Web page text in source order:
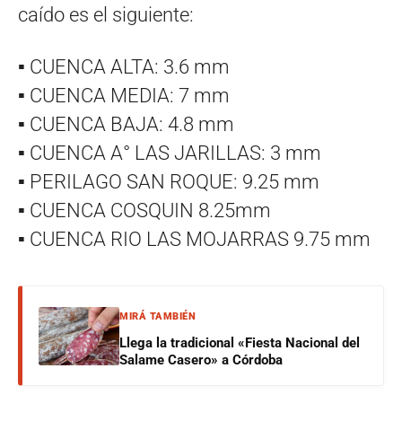
caído es el siguiente:
▪️ CUENCA ALTA: 3.6 mm
▪️ CUENCA MEDIA: 7 mm
▪️ CUENCA BAJA: 4.8 mm
▪️ CUENCA A° LAS JARILLAS: 3 mm
▪️ PERILAGO SAN ROQUE: 9.25 mm
▪️ CUENCA COSQUIN 8.25mm
▪️ CUENCA RIO LAS MOJARRAS 9.75 mm
MIRÁ TAMBIÉN
Llega la tradicional «Fiesta Nacional del
Salame Casero» a Córdoba